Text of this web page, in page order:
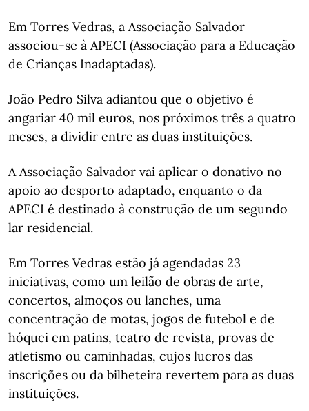
Em Torres Vedras, a Associação Salvador
associou-se à APECI (Associação para a Educação
de Crianças Inadaptadas).
João Pedro Silva adiantou que o objetivo é
angariar 40 mil euros, nos próximos três a quatro
meses, a dividir entre as duas instituições.
A Associação Salvador vai aplicar o donativo no
apoio ao desporto adaptado, enquanto o da
APECI é destinado à construção de um segundo
lar residencial.
Em Torres Vedras estão já agendadas 23
iniciativas, como um leilão de obras de arte,
concertos, almoços ou lanches, uma
concentração de motas, jogos de futebol e de
hóquei em patins, teatro de revista, provas de
atletismo ou caminhadas, cujos lucros das
inscrições ou da bilheteira revertem para as duas
instituições.